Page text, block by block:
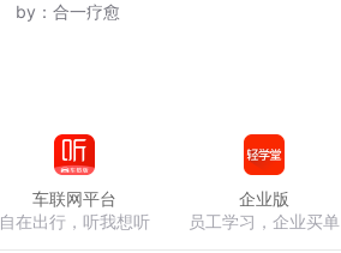
by： 合一疗愈
车联网平台
自在出行，听我想听
企业版
员工学习，企业买单